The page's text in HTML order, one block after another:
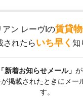
アン レーヴIの賃貸
されたらいち早く 知
「新着お知らせメール」
掲載されたときにメー
す。